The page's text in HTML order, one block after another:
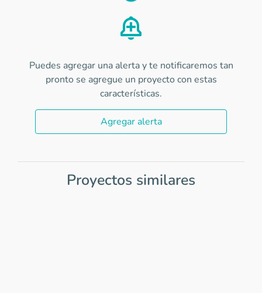
Puedes agregar una alerta y te notificaremos tan
pronto se agregue un proyecto con estas
características.
Agregar alerta
Proyectos similares